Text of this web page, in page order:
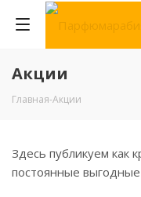
Акции
Главная-Акции
Здесь публикуем как
постоянные выгодные